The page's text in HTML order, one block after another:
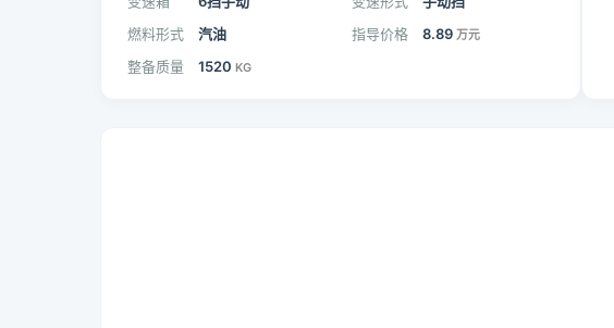
燃料形式
汽油 指导价格 8.89 万元
整备质量 1520 KG